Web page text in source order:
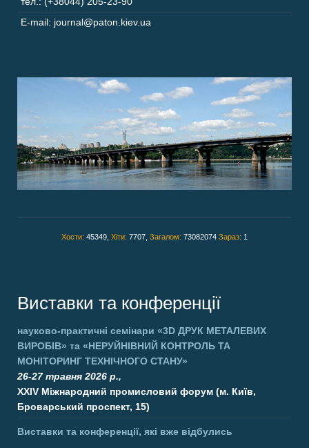
E-mail: journal@paton.kiev.ua
Хости: 45349, Хіти: 7707, Загалом: 73082074 Зараз: 1
Виставки та конференції
науково-практичні семінари «3D ДРУК МЕТАЛЕВИХ
ВИРОБІВ» та «НЕРУЙНІВНИЙ КОНТРОЛЬ ТА
МОНІТОРИНГ ТЕХНІЧНОГО СТАНУ»
26-27 травня 2026 р.,
XXIV Міжнародний промисловий форум (м. Київ,
Броварський проспект, 15)
Виставки та конференції, які вже відбулись